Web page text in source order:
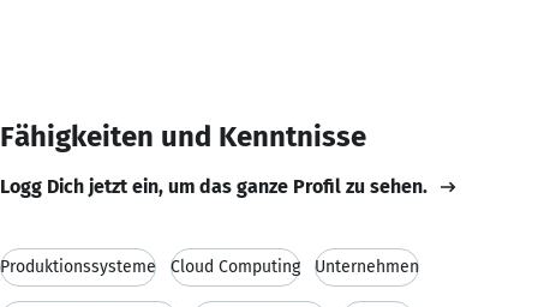
Fähigkeiten und Kenntnisse
Logg Dich jetzt ein, um das ganze Profil zu sehen.
Produktionssysteme Cloud Computing Unternehmen